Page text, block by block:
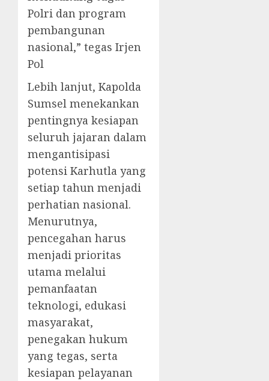
Polri dan program
pembangunan
nasional,” tegas Irjen
Pol
Lebih lanjut, Kapolda
Sumsel menekankan
pentingnya kesiapan
seluruh jajaran dalam
mengantisipasi
potensi Karhutla yang
setiap tahun menjadi
perhatian nasional.
Menurutnya,
pencegahan harus
menjadi prioritas
utama melalui
pemanfaatan
teknologi, edukasi
masyarakat,
penegakan hukum
yang tegas, serta
kesiapan pelayanan